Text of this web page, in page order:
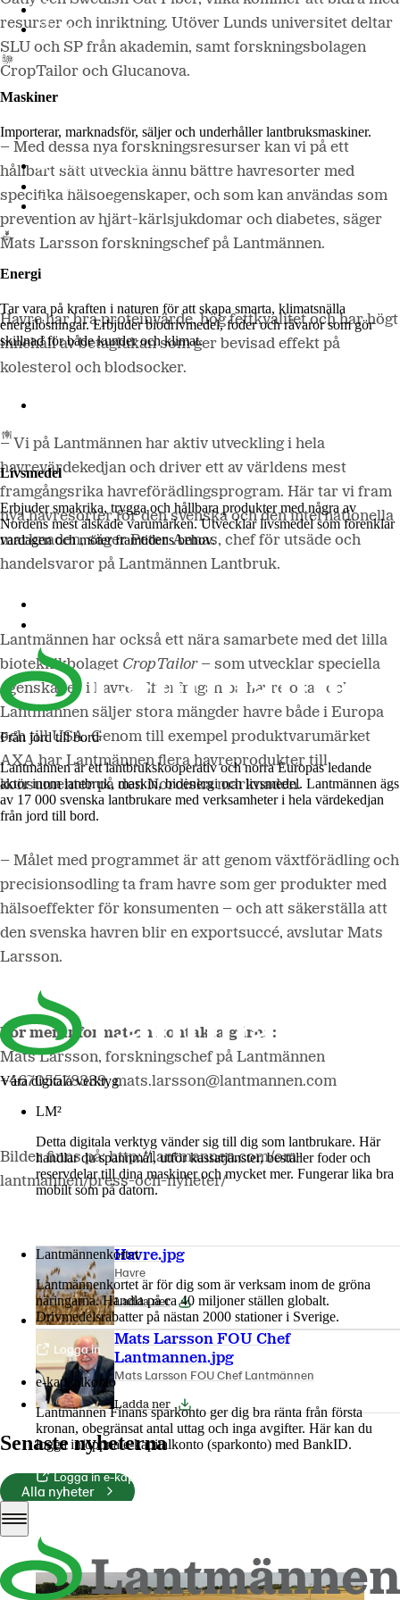
LM2
Odla
Maskiner
Importerar, marknadsför, säljer och underhåller lantbruksmaskiner.
Lantmännen Maskin
Butik på nätet
Energi
Tar vara på kraften i naturen för att skapa smarta, klimatsnälla
energilösningar. Erbjuder biodrivmedel, foder och råvaror som gör
skillnad för både kunder och klimat.
Livsmedel
Erbjuder smakrika, trygga och hållbara produkter med några av
Nordens mest älskade varumärken. Utvecklar livsmedel som förenklar
vardagen och möter framtidens behov.
Från jord till bord
Lantmännen är ett lantbrukskooperativ och norra Europas ledande
aktör inom lantbruk, maskin, bioenergi och livsmedel. Lantmännen ägs
av 17 000 svenska lantbrukare med verksamheter i hela värdekedjan
från jord till bord.
Våra digitala verktyg
LM²
Detta digitala verktyg vänder sig till dig som lantbrukare. Här
handlar du spannmål, utför kassatjänster, beställer foder och
reservdelar till dina maskiner och mycket mer. Fungerar lika bra
mobilt som på datorn.
Lantmännenkortet
Lantmännenkortet är för dig som är verksam inom de gröna
näringarna. Handla på ca 40 miljoner ställen globalt.
Drivmedelsrabatter på nästan 2000 stationer i Sverige.
Logga in
e-kapitalkonto
Lantmännen Finans sparkonto ger dig bra ränta från första
kronan, obegränsat antal uttag och inga avgifter. Här kan du
logga in/öppna e-kapitalkonto (sparkonto) med BankID.
Logga in e-kapitalkonto
resurser och inriktning. Utöver Lunds universitet deltar
SLU och SP från akademin, samt forskningsbolagen
CropTailor och Glucanova.
– Med dessa nya forskningsresurser kan vi på ett
hållbart sätt utveckla ännu bättre havresorter med
specifika hälsoegenskaper, och som kan användas som
prevention av hjärt-kärlsjukdomar och diabetes, säger
Mats Larsson forskningschef på Lantmännen.
Havre har bra proteinvärde, hög fettkvalitet och har högt
innehåll av betaglukan som ger bevisad effekt på
kolesterol och blodsocker.
– Vi på Lantmännen har aktiv utveckling i hela
havrevärdekedjan och driver ett av världens mest
framgångsrika havreförädlingsprogram. Här tar vi fram
nya havresorter för den svenska och den internationella
marknaden, säger Peter Annas, chef för utsäde och
handelsvaror på Lantmännen Lantbruk.
Lantmännen har också ett nära samarbete med det lilla
bioteknikbolaget CropTailor– som utvecklar speciella
egenskaper i havre. Efterfrågan på havre ökar och
Lantmännen säljer stora mängder havre både i Europa
och till USA. Genom till exempel produktvarumärket
AXA har Lantmännen flera havreprodukter till
konsumenter på den Nordiska marknaden.
– Målet med programmet är att genom växtförädling och
precisionsodling ta fram havre som ger produkter med
hälsoeffekter för konsumenten – och att säkerställa att
den svenska havren blir en exportsuccé, avslutar Mats
Larsson.
För mer information kontakta gärna:
Mats Larsson, forskningschef på Lantmännen
+46705578339, mats.larsson@lantmannen.com
Bilder finns på: http://lantmannen.com/om-
lantmannen/press-och-nyheter/
Havre.jpg
Havre
Ladda ner
Mats Larsson FOU Chef
Lantmannen.jpg
Mats Larsson FOU Chef Lantmännen
Ladda ner
Senaste nyheterna
Alla nyheter